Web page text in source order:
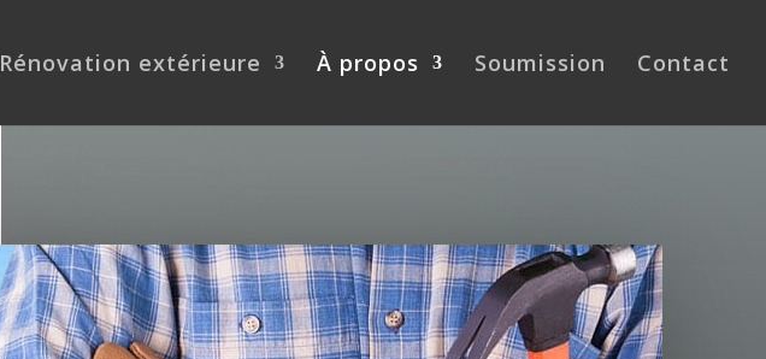
Rénovation extérieure À propos Soumission Contact